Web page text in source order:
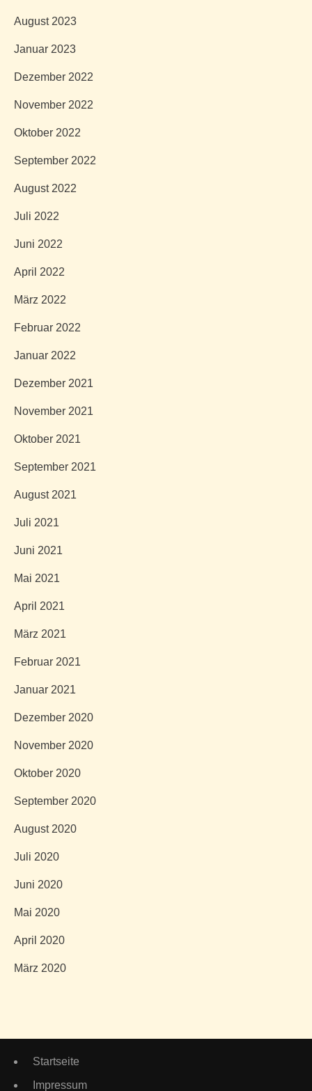
August 2023
Januar 2023
Dezember 2022
November 2022
Oktober 2022
September 2022
August 2022
Juli 2022
Juni 2022
April 2022
März 2022
Februar 2022
Januar 2022
Dezember 2021
November 2021
Oktober 2021
September 2021
August 2021
Juli 2021
Juni 2021
Mai 2021
April 2021
März 2021
Februar 2021
Januar 2021
Dezember 2020
November 2020
Oktober 2020
September 2020
August 2020
Juli 2020
Juni 2020
Mai 2020
April 2020
März 2020
Startseite
Impressum